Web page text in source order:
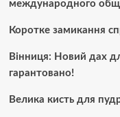
международного
Коротке замикання
Вінниця: Новий дах
гарантовано!
Велика кисть для